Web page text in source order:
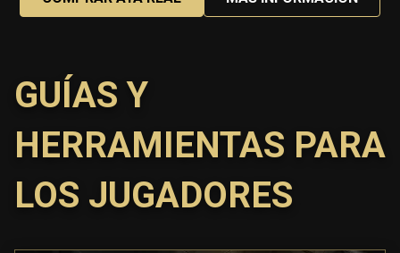
GUÍAS Y
HERRAMIENTAS PARA
LOS JUGADORES